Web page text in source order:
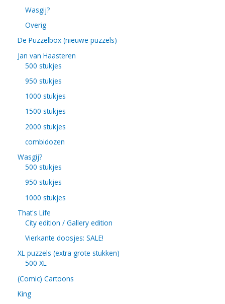
Wasgij?
Overig
De Puzzelbox (nieuwe puzzels)
Jan van Haasteren
500 stukjes
950 stukjes
1000 stukjes
1500 stukjes
2000 stukjes
combidozen
Wasgij?
500 stukjes
950 stukjes
1000 stukjes
That's Life
City edition / Gallery edition
Vierkante doosjes: SALE!
XL puzzels (extra grote stukken)
500 XL
(Comic) Cartoons
King